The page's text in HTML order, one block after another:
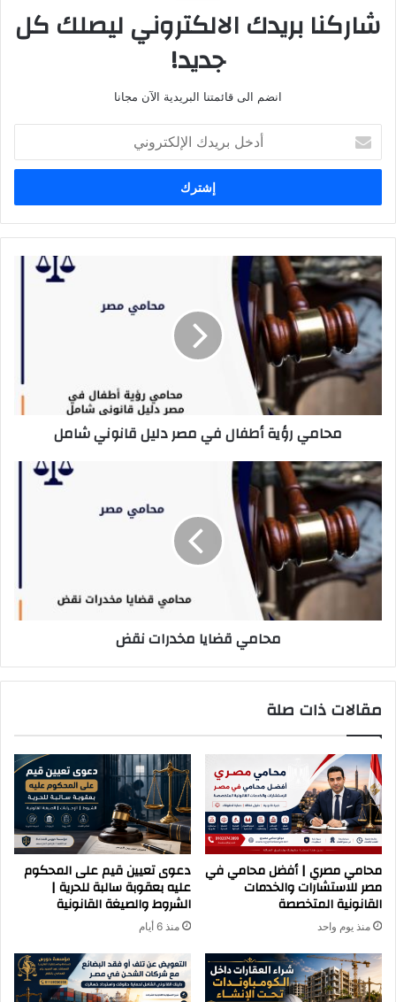
شاركنا بريدك الالكتروني ليصلك كل
جديد!
انضم الى قائمتنا البريدية الآن مجانا
بريدك
الإلكتروني
محامي
رؤية
أطفال
في
مصر
دليل
قانوني
محامي رؤية أطفال في مصر دليل قانوني شامل
محامي
قضايا
مخدرات
نقض
محامي قضايا مخدرات نقض
مقالات ذات صلة
محامي مصري | أفضل محامي في
مصر للاستشارات والخدمات
القانونية المتخصصة
منذ يوم واحد
دعوى تعيين قيم على المحكوم
عليه بعقوبة سالبة للحرية |
الشروط والصيغة القانونية
منذ 6 أيام